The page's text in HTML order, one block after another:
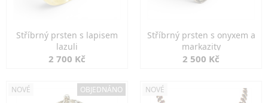
Stříbrný prsten s lapisem
lazuli
2 700 Kč
Stříbrný prsten s onyxem a
markazity
2 500 Kč
NOVÉ OBJEDNÁNO NOVÉ